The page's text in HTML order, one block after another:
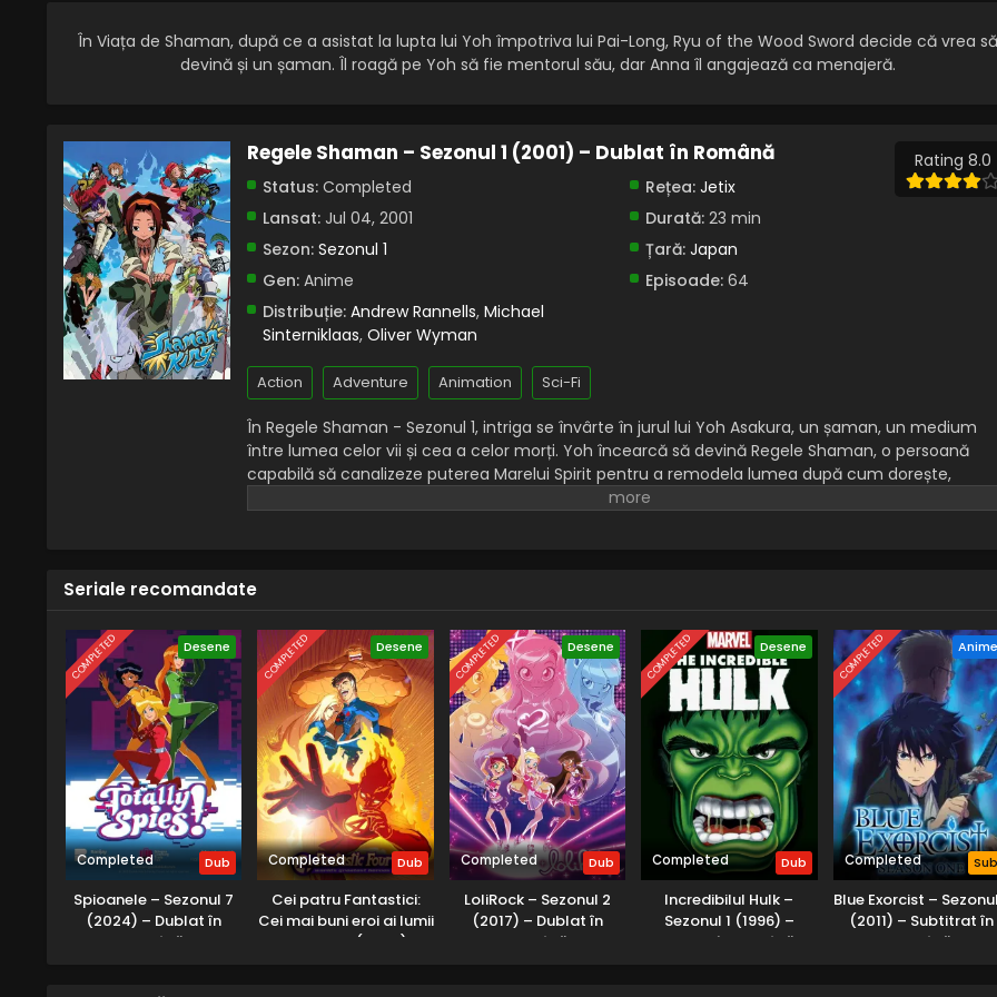
În Viața de Shaman, după ce a asistat la lupta lui Yoh împotriva lui Pai-Long, Ryu of the Wood Sword decide că vrea să
devină și un șaman. Îl roagă pe Yoh să fie mentorul său, dar Anna îl angajează ca menajeră.
Regele Shaman – Sezonul 1 (2001) – Dublat în Română
Rating 8.0
Status: Completed Rețea: Jetix
Lansat: Jul 04, 2001 Durată:23 min
Sezon: Sezonul 1 Țară: Japan
Gen: Anime Episoade:64
Distribuție: Andrew Rannells, Michael
Sinterniklaas, Oliver Wyman
Action Adventure Animation Sci-Fi
În Regele Shaman - Sezonul 1, intriga se învârte în jurul lui Yoh Asakura, un șaman, un medium
între lumea celor vii și cea a celor morți. Yoh încearcă să devină Regele Shaman, o persoană
capabilă să canalizeze puterea Marelui Spirit pentru a remodela lumea după cum dorește,
câștigând Lupta Șamanilor, un turneu supravegheat de Tribul Patch care are loc o dată la 500
Seriale recomandate
COMPLETED Desene
Completed Dub
Spioanele – Sezonul 7
(2024) – Dublat în
Română
COMPLETED Desene
Completed Dub
Cei patru Fantastici:
Cei mai buni eroi ai lumii
– Sezonul 1 (2006) –
COMPLETED Desene
Completed Dub
LoliRock – Sezonul 2
(2017) – Dublat în
Română
COMPLETED Desene
Completed Dub
Incredibilul Hulk –
Sezonul 1 (1996) –
Dublat în Română
COMPLETED Anime
Completed Sub
Blue Exorcist –
(2011) – Subtitrat în
Română